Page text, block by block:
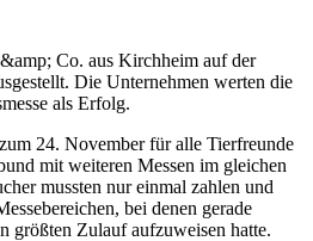
Co. aus Kirchheim auf der
Die Unternehmen werten die
als Erfolg.
24. November für alle Tierfreunde
mit weiteren Messen im gleichen
mussten nur einmal zahlen und
bei denen gerade
größten Zulauf aufzuweisen hatte.